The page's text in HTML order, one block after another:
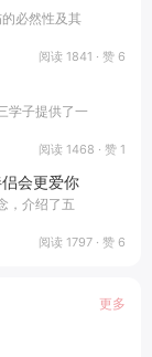
必然性及其
阅读 1841 · 赞 6
学子提供了一
阅读 1468 · 赞 1
会更爱你
，介绍了五
阅读 1797 · 赞 6
更多